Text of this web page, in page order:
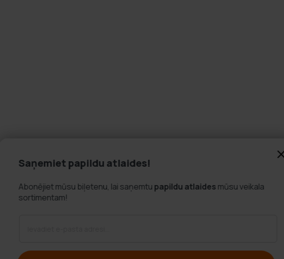
Saņemiet papildu atlaides!
Abonējiet mūsu biļetenu, lai saņemtupapildu atlaidesmūsu veikala
sortimentam!